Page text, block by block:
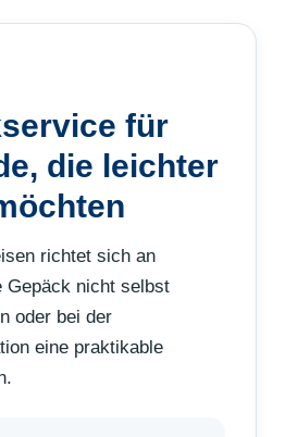
für
die leichter
richtet sich an
Gepäck nicht selbst
oder bei der
eine praktikable